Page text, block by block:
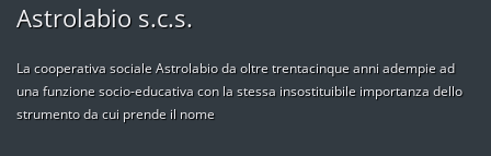
Astrolabio s.c.s.
La cooperativa sociale Astrolabio da oltre trentacinque anni adempie ad
una funzione socio-educativa con la stessa insostituibile importanza dello
strumento da cui prende il nome